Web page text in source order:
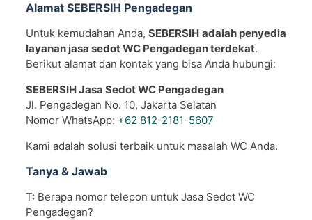
Alamat SEBERSIH Pengadegan
Untuk kemudahan Anda, SEBERSIH adalah penyedia
layanan jasa sedot WC Pengadegan terdekat.
Berikut alamat dan kontak yang bisa Anda hubungi:
SEBERSIH Jasa Sedot WC Pengadegan
Jl. Pengadegan No. 10, Jakarta Selatan
Nomor WhatsApp: +62 812-2181-5607
Kami adalah solusi terbaik untuk masalah WC Anda.
Tanya & Jawab
T: Berapa nomor telepon untuk Jasa Sedot WC
Pengadegan?